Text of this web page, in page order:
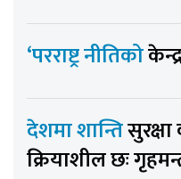
‘परराष्ट्र नीतिको
देशमा शान्ति
क्रियाशील छः